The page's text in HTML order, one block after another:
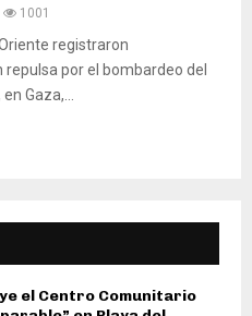
1001
registraron
por el bombardeo del
Gaza,...
el Centro Comunitario